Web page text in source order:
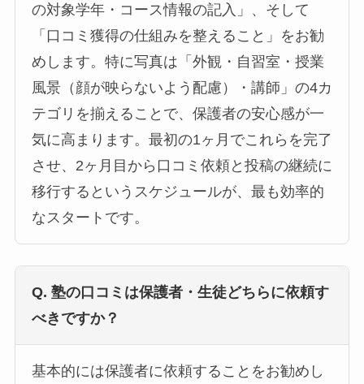
の対象学年・コース情報の記入」、そして
「口コミ獲得の仕組みを整えること」をお勧
めします。特に写真は「外観・自習室・授業
風景（顔が映らないよう配慮）・講師」の4カ
テゴリを揃えることで、保護者の安心感が一
気に高まります。最初の1ヶ月でこれらを完了
させ、2ヶ月目から口コミ依頼と投稿の継続に
移行するというスケジュールが、最も効率的
なスタートです。
Q. 塾の口コミは保護者・生徒どちらに依頼す
べきですか？
基本的には保護者に依頼することをお勧めし